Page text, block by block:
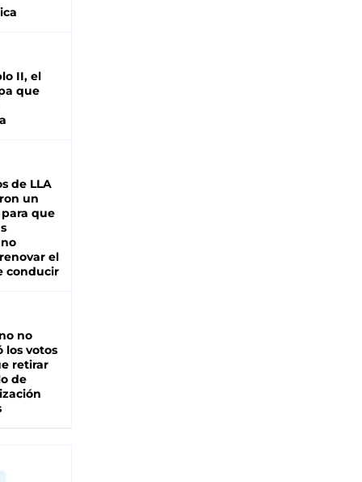
II, el
que
de LLA
un
que
el
conducir
no
los votos
retirar
de